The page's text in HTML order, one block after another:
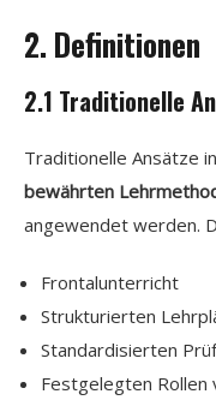
2. Definitionen
2.1 Traditionelle
Traditionelle Ansätze
bewährten
angewendet werden.
Frontalunterricht
Strukturierten
Standardisierten
Festgelegten Rollen